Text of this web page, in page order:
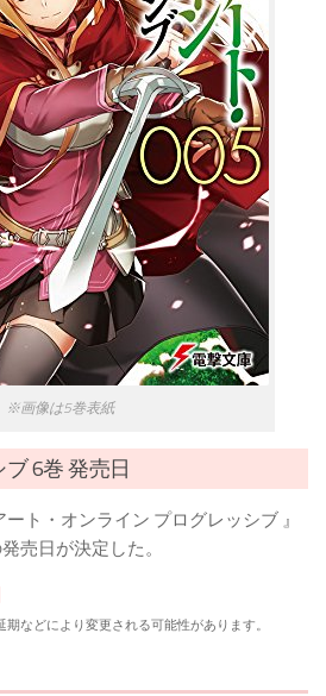
※画像は5巻表紙
6巻 発売日
ト・オンライン プログレッシブ 』
売日が決定した。
などにより変更される可能性があります。